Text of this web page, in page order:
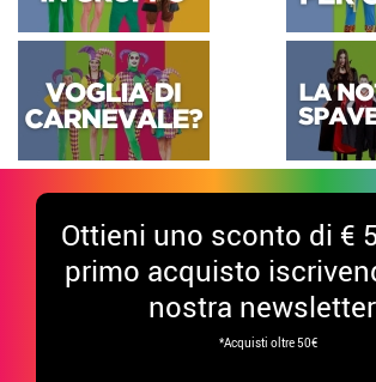
Ottieni uno sconto di €
primo acquisto
nostra
*Acquisti oltre 50€